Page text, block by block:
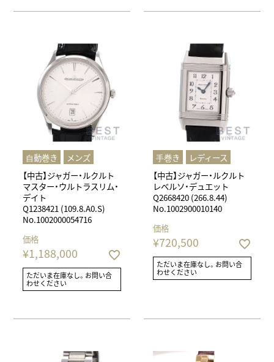
⾃動巻き
メンズ
【中古】ジャガー・ルクルト
マスター・ウルトラスリム・
デイト
Q1238421 (109.8.A0.S)
No.1002000054716
価格
¥1,188,000
ただいま在庫なし。お問い合
わせください
⼿巻き
レディース
【中古】ジャガー・ルクルト
レベルソ・デュエット
Q2668420 (266.8.44)
No.1002900010140
価格
¥720,500
ただいま在庫なし。お問い合
わせください